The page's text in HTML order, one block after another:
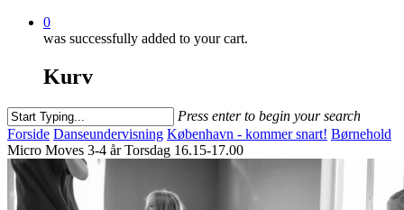
0
was successfully added to your cart.
Kurv
Press enter to begin your search
Close
Search
Forside Danseundervisning København - kommer snart! Børnehold
Micro Moves 3-4 år Torsdag 16.15-17.00